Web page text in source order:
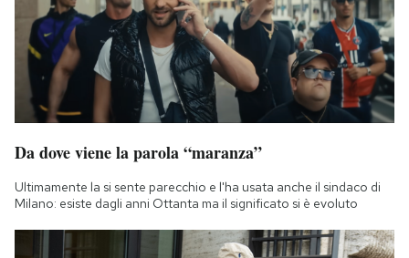
Da dove viene la parola “maranza”
Ultimamente la si sente parecchio e l'ha usata anche il sindaco di
Milano: esiste dagli anni Ottanta ma il significato si è evoluto